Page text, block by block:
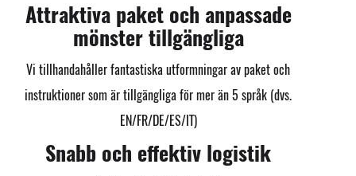
Attraktiva paket och anpassade
mönster tillgängliga
Vi tillhandahåller fantastiska utformningar av paket och
instruktioner som är tillgängliga för mer än 5 språk (dvs.
EN/FR/DE/ES/IT)
Snabb och effektiv logistik